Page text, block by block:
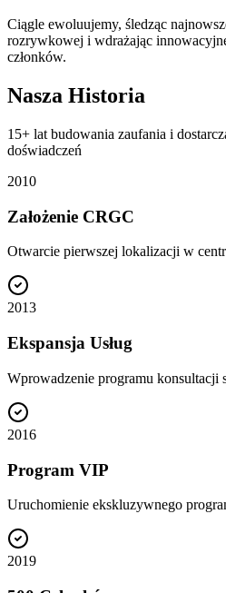
Ciągle ewoluujemy, śledząc
rozrywkowej i wdrażając
członków.
Nasza Historia
15+ lat budowania zaufania i
doświadczeń
2010
Założenie CRGC
Otwarcie pierwszej lokalizacji w
2013
Ekspansja Usług
Wprowadzenie programu konsultacji
2016
Program VIP
Uruchomienie ekskluzywnego
2019